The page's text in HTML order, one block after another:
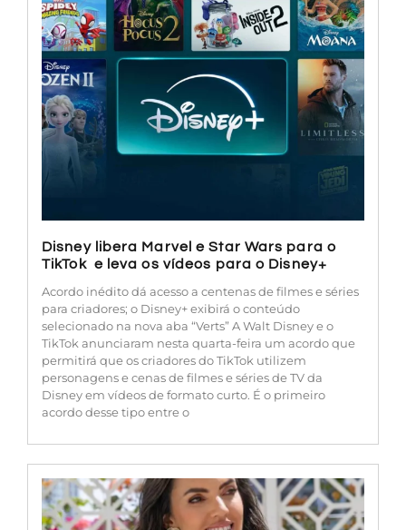
Disney libera Marvel e Star Wars para o
TikTok e leva os vídeos para o Disney+
Acordo inédito dá acesso a centenas de filmes e séries
para criadores; o Disney+ exibirá o conteúdo
selecionado na nova aba “Verts” A Walt Disney e o
TikTok anunciaram nesta quarta-feira um acordo que
permitirá que os criadores do TikTok utilizem
personagens e cenas de filmes e séries de TV da
Disney em vídeos de formato curto. É o primeiro
acordo desse tipo entre o